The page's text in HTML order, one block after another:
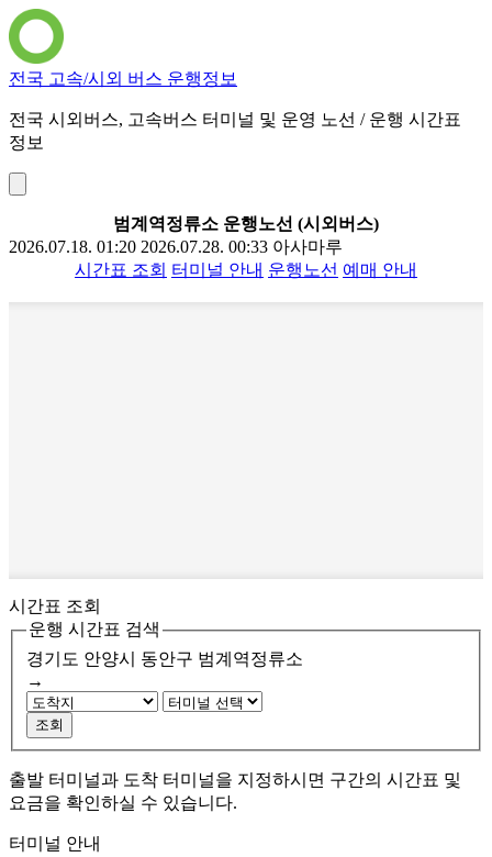
전국 고속/시외 버스 운행정보
전국 시외버스, 고속버스 터미널 및 운영 노선 / 운행 시간표
정보
범계역정류소 운행노선 (시외버스)
2026.07.18. 01:20 2026.07.28. 00:33 아사마루
시간표 조회 터미널 안내 운행노선 예매 안내
시간표 조회
운행 시간표 검색
경기도 안양시 동안구 범계역정류소
→
조회
출발 터미널과 도착 터미널을 지정하시면 구간의 시간표 및
요금을 확인하실 수 있습니다.
터미널 안내